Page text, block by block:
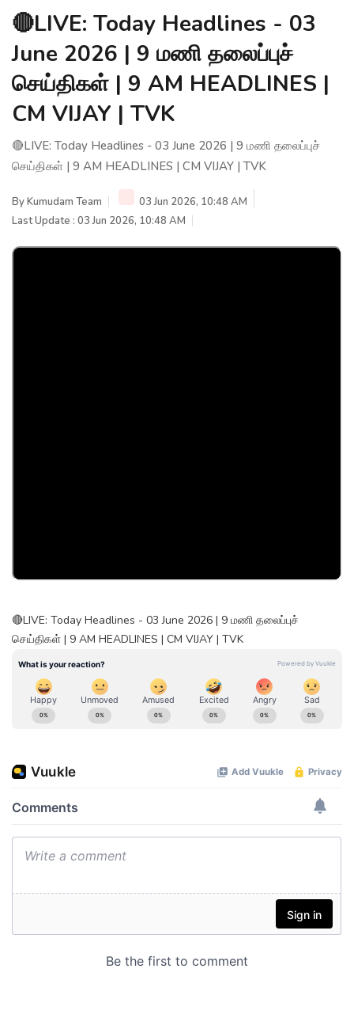
🔴LIVE: Today Headlines - 03
June 2026 | 9 மணி தலைப்புச்
செய்திகள் | 9 AM HEADLINES |
CM VIJAY | TVK
🔴LIVE: Today Headlines - 03 June 2026 | 9 மணி தலைப்புச்
செய்திகள் | 9 AM HEADLINES | CM VIJAY | TVK
ByKumudam Team
03 Jun 2026, 10:48 AM
Last Update : 03 Jun 2026, 10:48 AM
🔴LIVE: Today Headlines - 03 June 2026 | 9 மணி தலைப்புச்
செய்திகள் | 9 AM HEADLINES | CM VIJAY | TVK